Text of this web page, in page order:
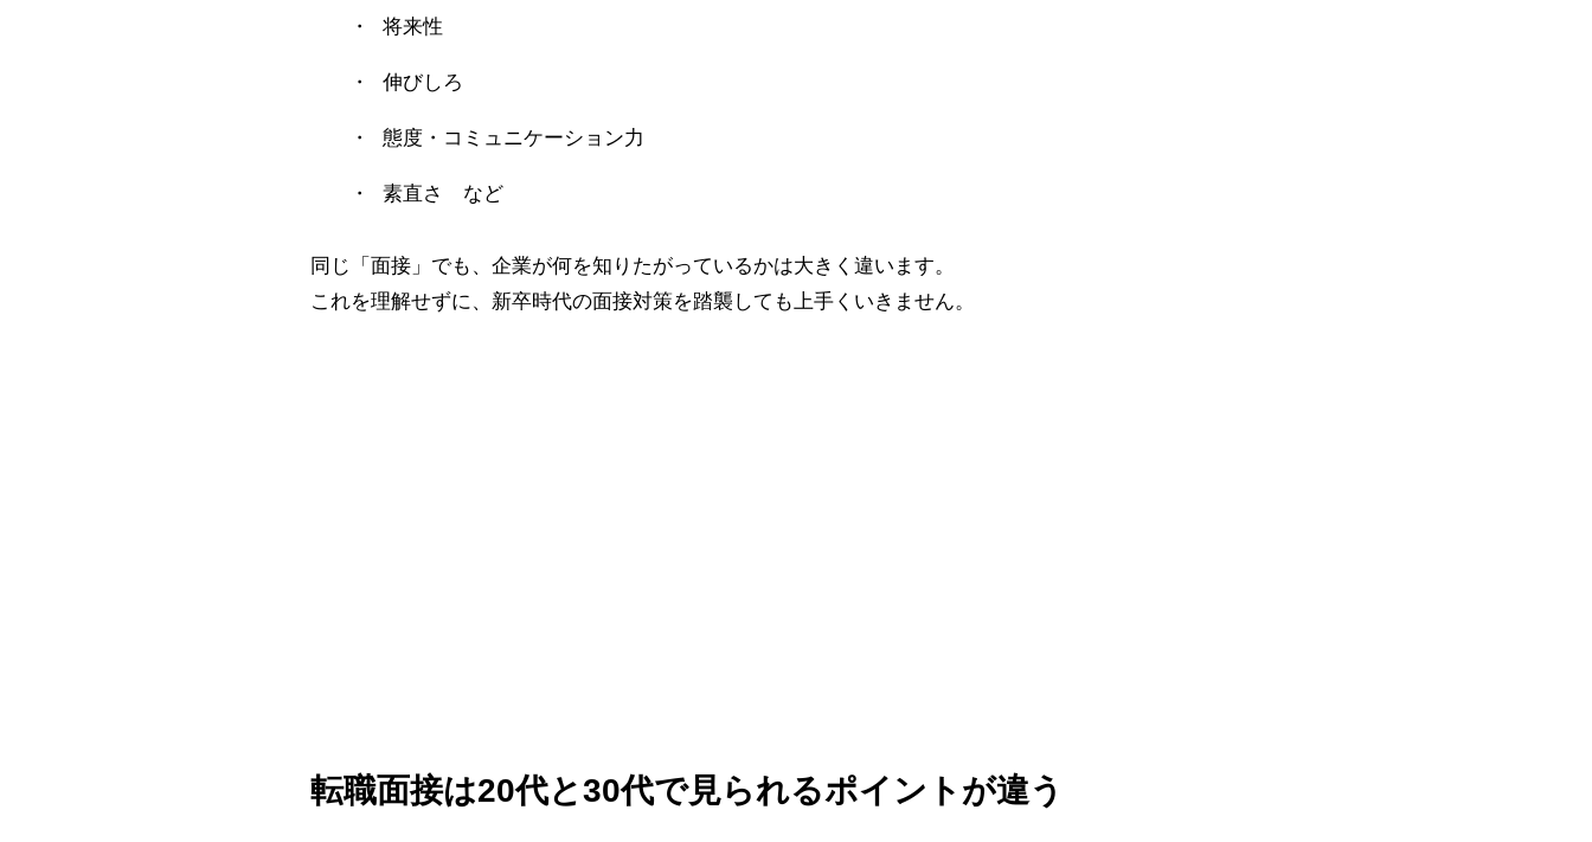
将来性
伸びしろ
態度・コミュニケーション力
素直さ など
同じ「面接」でも、企業が何を知りたがっているかは大きく違います。
これを理解せずに、新卒時代の面接対策を踏襲しても上手くいきません。
転職面接は20代と30代で見られるポイントが違う